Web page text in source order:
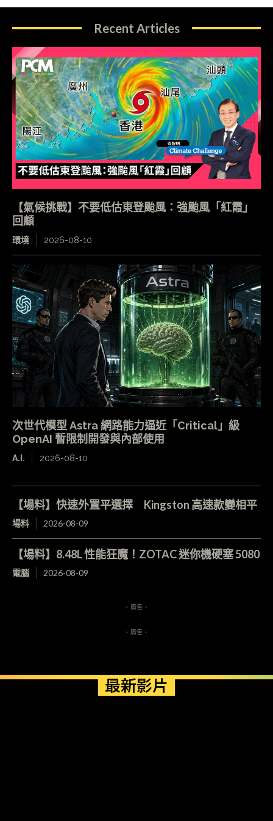
Recent Articles
【氣候挑戰】不要低估東登颱風：強颱風「紅霞」
回顧
環境 2026-08-10
次世代模型 Astra 網路能力逼近「Critical」級
OpenAI 暫限制開發與內部使用
A.I. 2026-08-10
【場料】快速外置平選擇 Kingston 高速款變相平
場料 2026-08-09
【場料】8.48L 性能狂魔！ZOTAC 迷你機硬塞 5080
電腦 2026-08-09
- 廣告 -
- 廣告 -
最新影片